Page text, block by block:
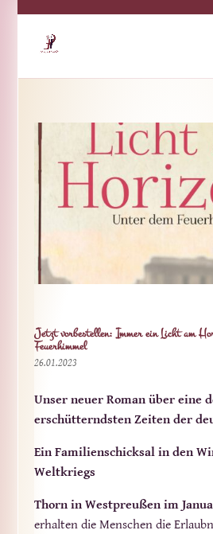
Jetzt vorbestellen: Immer ein Licht am
Feuerhimmel
26.01.2023
Unser neuer Roman über eine
erschütterndsten Zeiten der
Ein Familienschicksal in den
Weltkriegs
Thorn in Westpreußen im
erhalten die Menschen die